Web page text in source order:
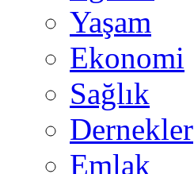
Yaşam
Ekonomi
Sağlık
Dernekler
Emlak